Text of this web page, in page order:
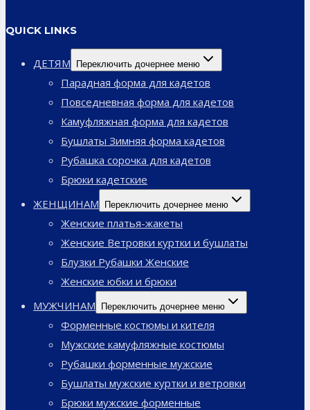
QUICK LINKS
ДЕТЯМ Переключить дочернее меню
Парадная форма для кадетов
Повседневная форма для кадетов
Камуфляжная форма для кадетов
Бушлаты Зимняя форма кадетов
Рубашка сорочка для кадетов
Брюки кадетские
ЖЕНЩИНАМ
Переключить дочернее меню
Женские платья-жакеты
Женские Ветровки куртки и бушлаты
Блузки Рубашки Женские
Женские юбки и брюки
МУЖЧИНАМ
Переключить дочернее меню
Форменные костюмы и кителя
Мужские камуфляжные костюмы
Рубашки форменные мужские
Бушлаты мужские куртки и ветровки
Брюки мужские форменные